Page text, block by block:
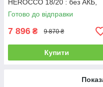
HEROCCO 18/20 : без АКБ,
2.2Дж, SDS-plus (4513900)
Готово до відправки
7 896 ₴ 9 870 ₴
Купити